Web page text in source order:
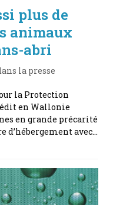
plus de
animaux
abri
la presse
la Protection
en Wallonie
en grande précarité
d’hébergement avec…